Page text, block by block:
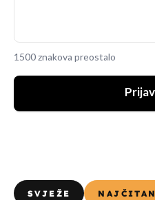
1500 znakova preostalo
SVJEŽE